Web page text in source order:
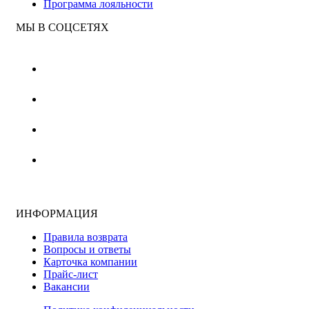
Программа лояльности
МЫ В СОЦСЕТЯХ
ИНФОРМАЦИЯ
Правила возврата
Вопросы и ответы
Карточка компании
Прайс-лист
Вакансии